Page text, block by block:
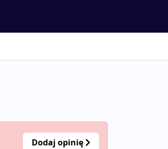
Dodaj opinię